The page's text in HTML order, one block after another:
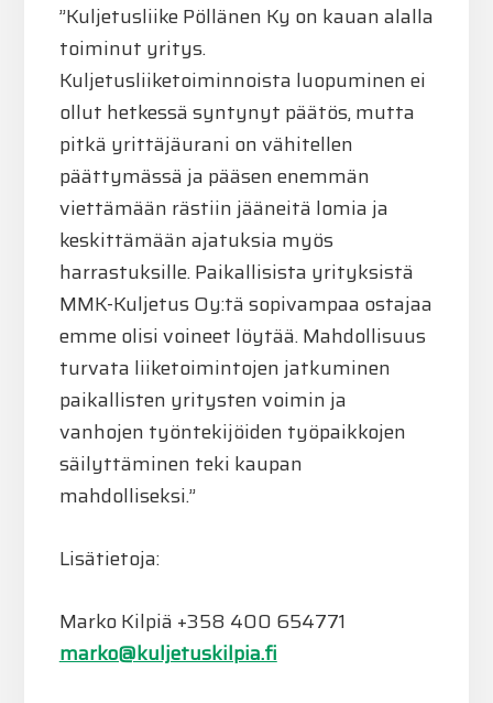
”Kuljetusliike Pöllänen Ky on kauan alalla
toiminut yritys.
Kuljetusliiketoiminnoista luopuminen ei
ollut hetkessä syntynyt päätös, mutta
pitkä yrittäjäurani on vähitellen
päättymässä ja pääsen enemmän
viettämään rästiin jääneitä lomia ja
keskittämään ajatuksia myös
harrastuksille. Paikallisista yrityksistä
MMK-Kuljetus Oy:tä sopivampaa ostajaa
emme olisi voineet löytää. Mahdollisuus
turvata liiketoimintojen jatkuminen
paikallisten yritysten voimin ja
vanhojen työntekijöiden työpaikkojen
säilyttäminen teki kaupan
mahdolliseksi.”
Lisätietoja:
Marko Kilpiä +358 400 654771
marko@kuljetuskilpia.fi